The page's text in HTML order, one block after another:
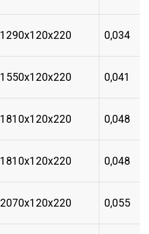
1290х120х220 0,034
1550х120х220 0,041
1810х120х220 0,048
1810х120х220 0,048
2070х120х220 0,055